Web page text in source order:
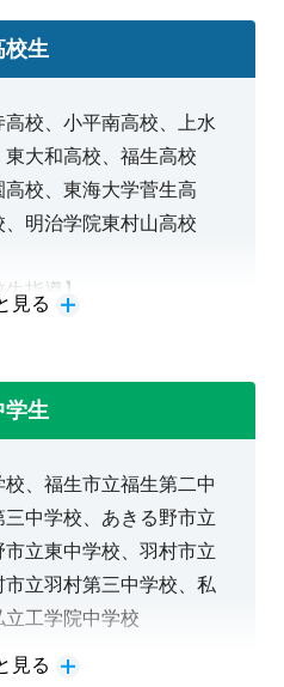
塾コース開講／
に『算数的
つけたい！
けた準備を
たい！
ク
中央高校、中央大学附属
海大学付属浦安高校、東
校、東京実業高校、東京
校、東洋高校、東洋女子
高校、日本大学櫻丘高
日本大学第二高校、日本
文教大学付属高校、文化
校生
校、小平南高校、上水
東大和高校、福生高校
校、東海大学菅生高
明治学院東村山高校
指導】
理はお任せください！
國武・日東駒専・四工
を得意としています。
校から国公立大学（東
ど）への合格実績もあ
見る
学生
、福生市立福生第二中
中学校、あきる野市立
立東中学校、羽村市立
立羽村第三中学校、私
工学院中学校
見る